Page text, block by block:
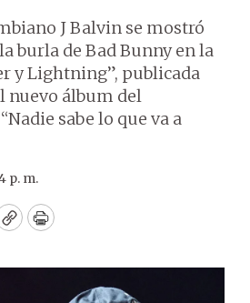
J Balvin se mostró
burla de Bad Bunny en la
y Lightning”, publicada
nuevo álbum del
sabe lo que va a
p. m.
CopyPrint